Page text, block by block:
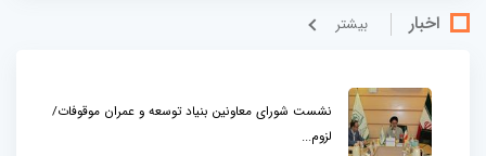
اخبار بيشتر
نشست شورای معاونین بنیاد توسعه و عمران موقوفات/
لزوم...